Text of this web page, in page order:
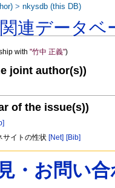
連データベ
with"竹中 正義")
joint author(s))
of the issue(s))
サイトの性状 [Net] [Bib]
>nkysdb (this DB)
・お問い